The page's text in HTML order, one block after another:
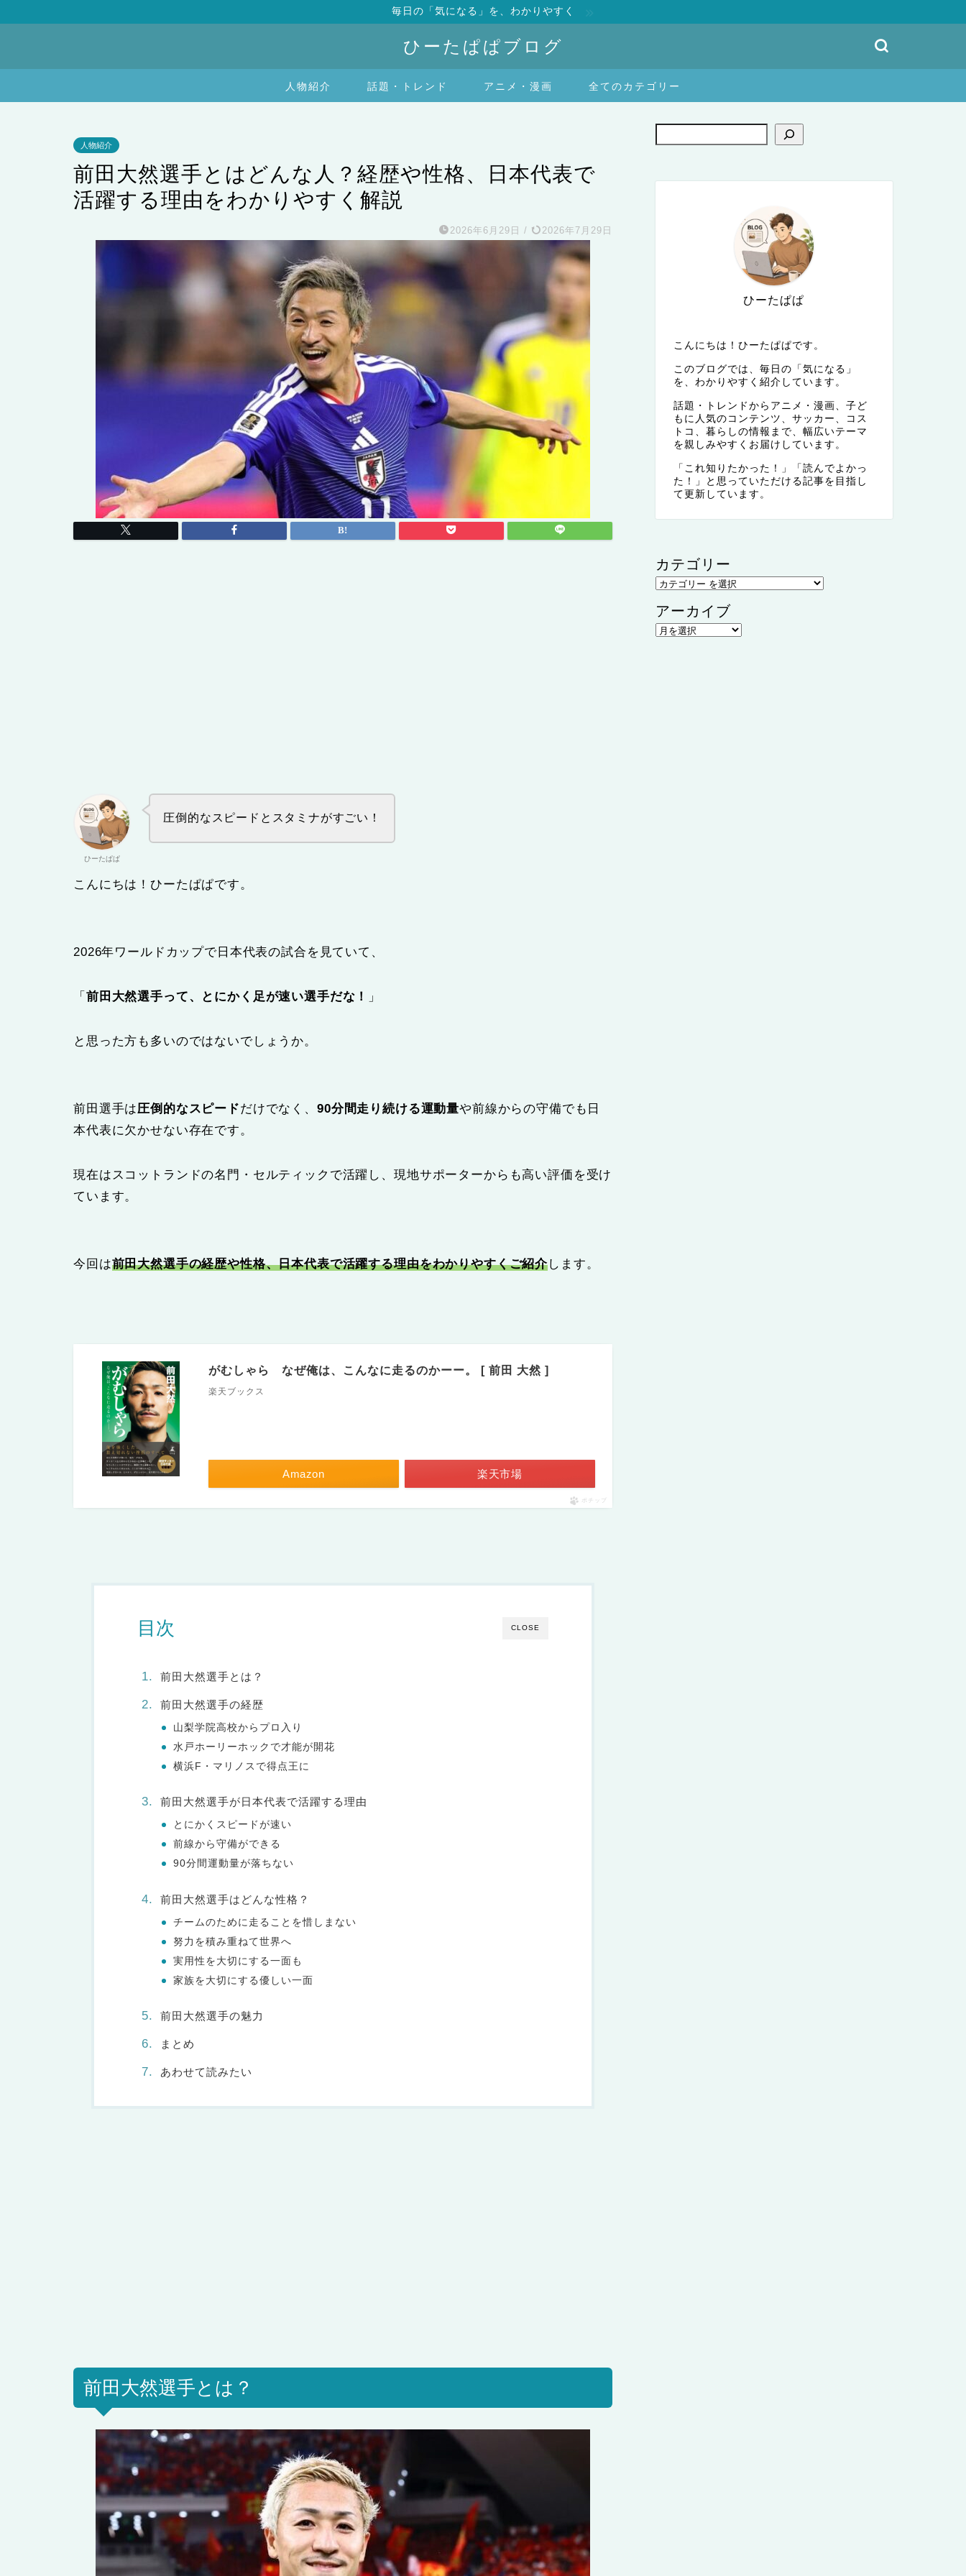
毎日の「気になる」を、わかりやすく
ひーたぱぱブログ
人物紹介 話題・トレンド アニメ・漫画 全てのカテゴリー
人物紹介
前田大然選手とはどんな人？経歴や性格、日本代表で
活躍する理由をわかりやすく解説
2026年6月29日 / 2026年7月29日
ひーたぱぱ
圧倒的なスピードとスタミナがすごい！
こんにちは！ひーたぱぱです。
2026年ワールドカップで日本代表の試合を見ていて、
「 前田大然選手って、とにかく足が速い選手だな！ 」
と思った方も多いのではないでしょうか。
前田選手は圧倒的なスピードだけでなく、 90分間走り続ける運動量や前線からの守備でも日
本代表に欠かせない存在です。
現在はスコットランドの名門・セルティックで活躍し、現地サポーターからも高い評価を受け
ています。
今回は前田大然選手の経歴や性格、日本代表で活躍する理由をわかりやすくご紹介します。
がむしゃら なぜ俺は、こんなに走るのかーー。 [ 前田 大然 ]
楽天ブックス
Amazon 楽天市場
ポチップ
CLOSE
目次
前田大然選手とは？
前田大然選手の経歴
山梨学院高校からプロ入り
水戸ホーリーホックで才能が開花
横浜F・マリノスで得点王に
前田大然選手が日本代表で活躍する理由
とにかくスピードが速い
前線から守備ができる
90分間運動量が落ちない
前田大然選手はどんな性格？
チームのために走ることを惜しまない
努力を積み重ねて世界へ
実用性を大切にする一面も
家族を大切にする優しい一面
前田大然選手の魅力
まとめ
あわせて読みたい
前田大然選手とは？
ひーたぱぱ
こんにちは！ひーたぱぱです。
このブログでは、毎日の「気になる」
を、わかりやすく紹介しています。
話題・トレンドからアニメ・漫画、子ど
もに人気のコンテンツ、サッカー、コス
トコ、暮らしの情報まで、幅広いテーマ
を親しみやすくお届けしています。
「これ知りたかった！」「読んでよかっ
た！」と思っていただける記事を目指し
て更新しています。
カテゴリー
アーカイブ